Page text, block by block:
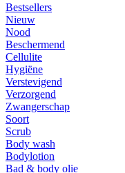
Bestsellers
Nieuw
Nood
Beschermend
Cellulite
Hygiëne
Verstevigend
Verzorgend
Zwangerschap
Soort
Scrub
Body wash
Bodylotion
Bad & body olie